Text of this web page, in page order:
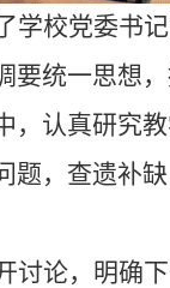
学校党委书
要统一思想
认真研究
题，查遗补
论，明确